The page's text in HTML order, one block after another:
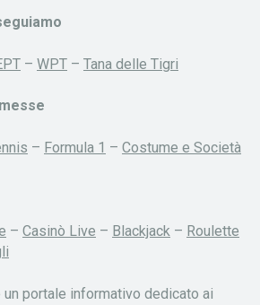
– WPT – Tana delle Tigri
– Formula 1 – Costume e Società
– Casinò Live – Blackjack – Roulette
portale informativo dedicato ai